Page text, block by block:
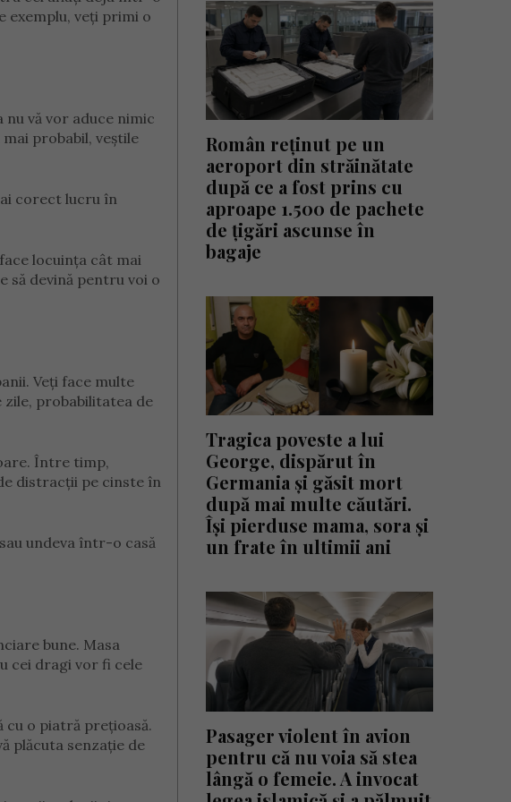
exemplu, veți primi o
vă vor aduce nimic
probabil, veștile
corect lucru în
locuința cât mai
să devină pentru voi o
Veți face multe
zile, probabilitatea de
Între timp,
distracții pe cinste în
undeva într-o casă
bune. Masa
cei dragi vor fi cele
cu o piatră prețioasă.
plăcuta senzație de
Român reținut pe un
aeroport din străinătate
după ce a fost prins cu
aproape 1.500 de pachete
de țigări ascunse în
bagaje
Tragica poveste a lui
George, dispărut în
Germania și găsit mort
după mai multe căutări.
Își pierduse mama, sora și
un frate în ultimii ani
Pasager violent în avion
pentru că nu voia să stea
lângă o femeie. A invocat